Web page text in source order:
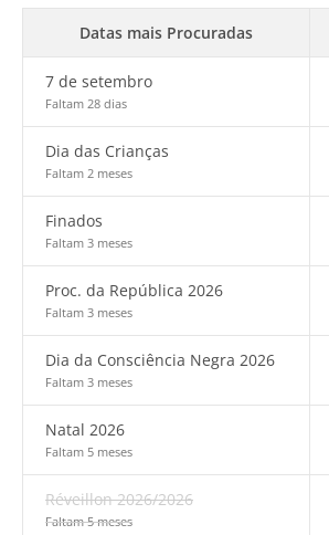
Datas mais Procuradas
7 de setembro
Faltam 28 dias
Dia das Crianças
Faltam 2 meses
Finados
Faltam 3 meses
Proc. da República 2026
Faltam 3 meses
Dia da Consciência Negra 2026
Faltam 3 meses
Natal 2026
Faltam 5 meses
Réveillon 2026/2026
Faltam 5 meses